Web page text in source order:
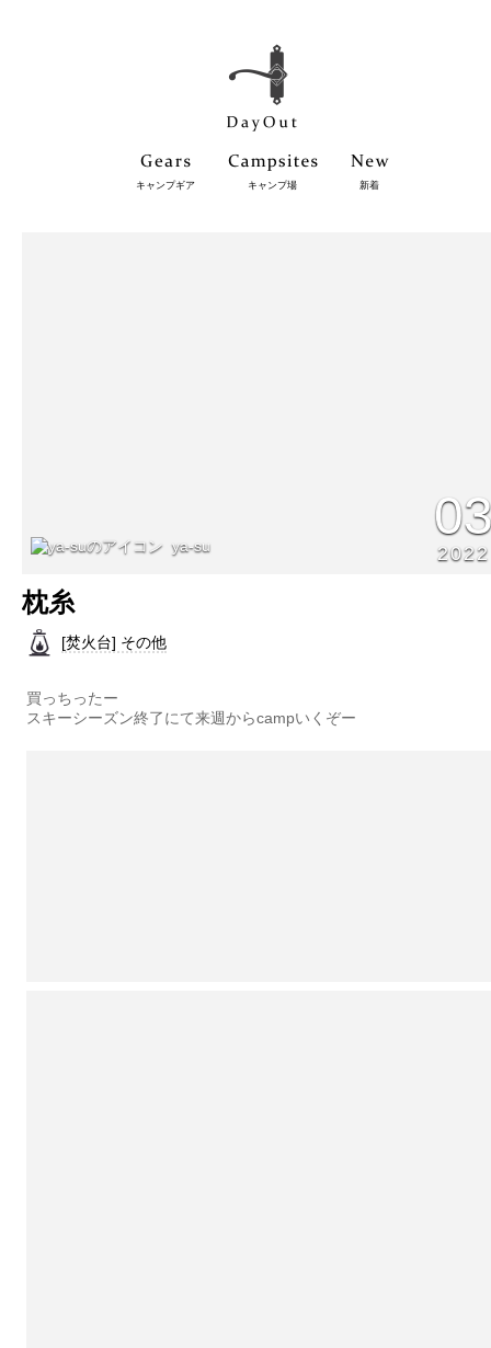
キャンプギア キャンプ場 新着
ya-su 2022
枕糸
[焚火台] その他
買っちったー
スキーシーズン終了にて来週からcampいくぞー